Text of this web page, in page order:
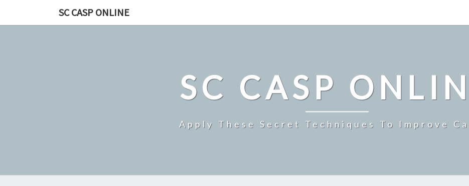
SC CASP ONLINE
SC CASP
Apply These Secret Techniques To Improve